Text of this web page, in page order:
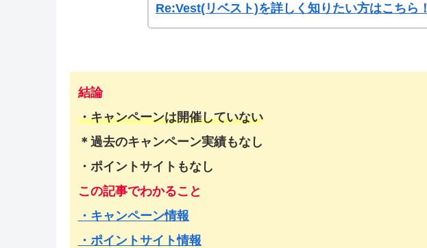
Re:Vest(リベスト)を詳しく知りたい方はこちら！
結論
・キャンペーンは開催していない
＊過去のキャンペーン実績もなし
・ポイントサイトもなし
この記事でわかること
・キャンペーン情報
・ポイントサイト情報